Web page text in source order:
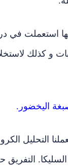
في دراسة
لاستخلاص
التفريق حصل